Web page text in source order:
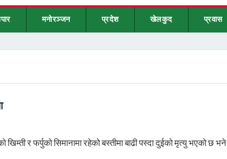
मनोरञ्जन प्रदेश खेलकुद प्रवास
र फर्पुको सिमानामा रहेको बस्तीमा बाढी पस्दा दुईको मृत्यु भएको छ भने